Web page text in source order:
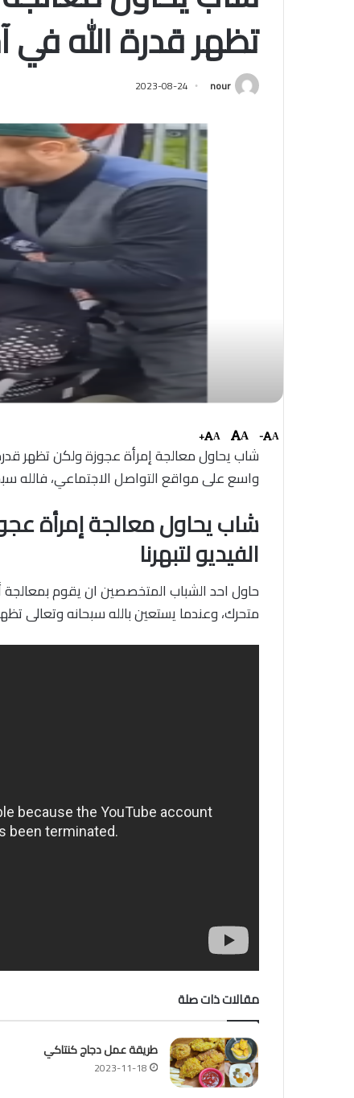
تظهر قدرة الله في
nour
2023-08-24
A
-
A
A
+
شاب يحاول معالجة إمرأة عجوزة ولكن تظهر قدرة
واسع على مواقع التواصل الاجتماعي، فالله
شاب يحاول معالجة إمرأة
الفيديو لتبهرنا
حاول احد الشباب المتخصصين ان يقوم بمعالجة
متحرك، وعندما يستعين بالله سبحانه وتعالى
مقالات ذات صلة
طريقة عمل دجاج كنتاكي
2023-11-18